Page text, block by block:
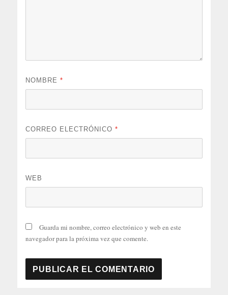
NOMBRE*
CORREO ELECTRÓNICO*
WEB
Guarda mi nombre, correo electrónico y web en este
navegador para la próxima vez que comente.